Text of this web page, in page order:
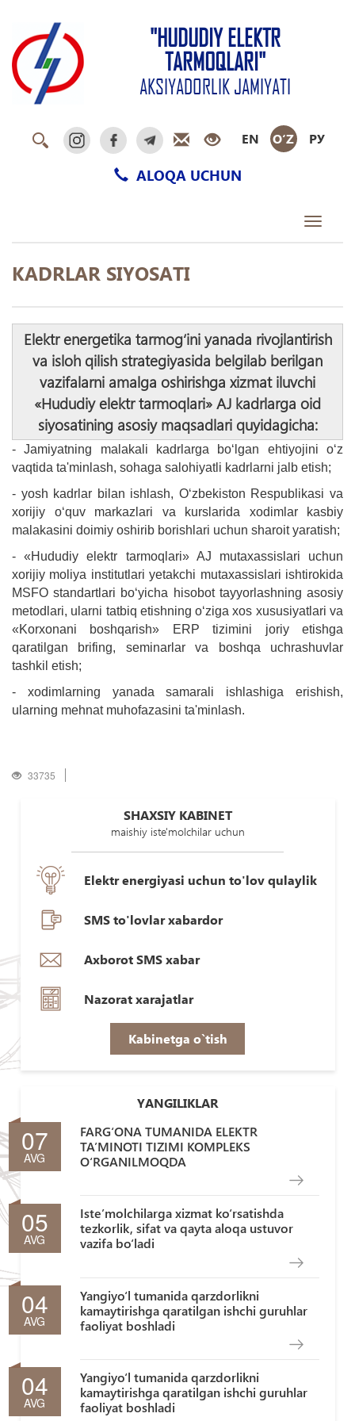
"HUDUDIY ELEKTR
TARMOQLARI"
AKSIYADORLIK JAMIYATI
EN O‘Z РУ
ALOQA UCHUN
Toggle
KADRLAR SIYOSATI
Elektr energetika tarmog‘ini yanada rivojlantirish
va isloh qilish strategiyasida belgilab berilgan
vazifalarni amalga oshirishga xizmat iluvchi
«Hududiy elektr tarmoqlari» AJ kadrlarga oid
siyosatining asosiy maqsadlari quyidagicha:
- Jamiyatning malakali kadrlarga bo‘lgan ehtiyojini o‘z
vaqtida ta'minlash, sohaga salohiyatli kadrlarni jalb etish;
- yosh kadrlar bilan ishlash, O‘zbekiston Respublikasi va
xorijiy o‘quv markazlari va kurslarida xodimlar kasbiy
malakasini doimiy oshirib borishlari uchun sharoit yaratish;
- «Hududiy elektr tarmoqlari» AJ mutaxassislari uchun
xorijiy moliya institutlari yetakchi mutaxassislari ishtirokida
MSFO standartlari bo‘yicha hisobot tayyorlashning asosiy
metodlari, ularni tatbiq etishning o‘ziga xos xususiyatlari va
«Korxonani boshqarish» ERP tizimini joriy etishga
qaratilgan brifing, seminarlar va boshqa uchrashuvlar
tashkil etish;
- xodimlarning yanada samarali ishlashiga erishish,
ularning mehnat muhofazasini ta'minlash.
33735
SHAXSIY KABINET
maishiy iste'molchilar uchun
Elektr energiyasi uchun to'lov qulaylik
SMS to'lovlar xabardor
Axborot SMS xabar
Nazorat xarajatlar
Kabinetga o`tish
YANGILIKLAR
07
AVG
FARG‘ONA TUMANIDA ELEKTR
TA’MINOTI TIZIMI KOMPLEKS
O‘RGANILMOQDA
05
AVG
Iste’molchilarga xizmat ko‘rsatishda
tezkorlik, sifat va qayta aloqa ustuvor
vazifa bo‘ladi
04
AVG
Yangiyo‘l tumanida qarzdorlikni
kamaytirishga qaratilgan ishchi guruhlar
faoliyat boshladi
04
AVG
Yangiyo‘l tumanida qarzdorlikni
kamaytirishga qaratilgan ishchi guruhlar
faoliyat boshladi